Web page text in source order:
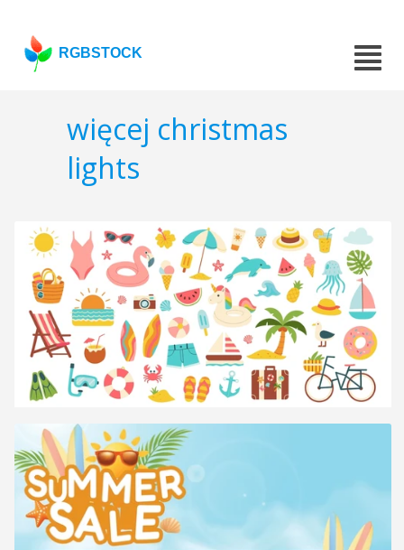
RGBSTOCK
więcej christmas
lights